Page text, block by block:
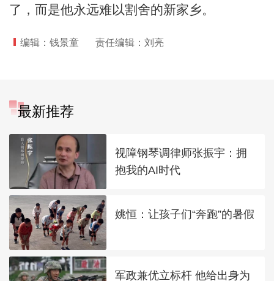
了，而是他永远难以割舍的新家乡。
编辑：钱景童 责任编辑：刘亮
最新推荐
视障钢琴调律师张振宇：拥
抱我的AI时代
姚恒：让孩子们“奔跑”的暑假
军政兼优立标杆 他给出身为